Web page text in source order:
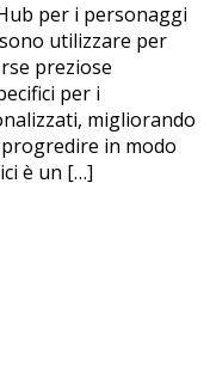
per i personaggi
utilizzare per
preziose
per i
migliorando
in modo
è un […]